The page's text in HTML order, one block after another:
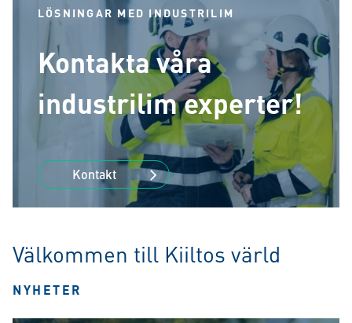
LÖSNINGAR MED INDUSTRILIM
Kontakta våra
industrilim experter!
Kontakt
Välkommen till Kiiltos värld
NYHETER